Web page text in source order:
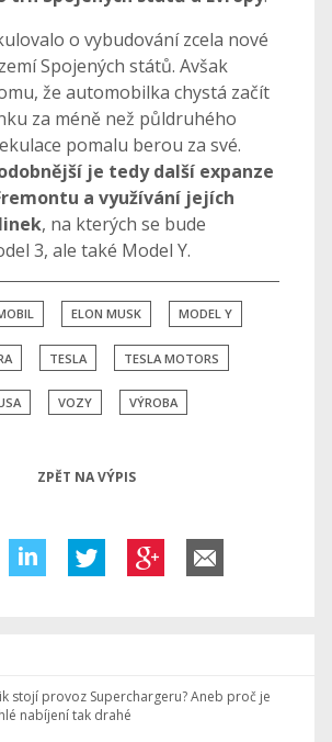
o vybudování zcela nové
Spojených států. Avšak
že automobilka chystá začít
za méně než půldruhého
pomalu berou za své.
je tedy další expanze
a využívání jejích
, na kterých se bude
3, ale také Model Y.
ELON MUSK MODEL Y
TESLA TESLA MOTORS
VOZY VÝROBA
ZPĚT NA VÝPIS
stojí provoz Superchargeru? Aneb proč je
nabíjení tak drahé